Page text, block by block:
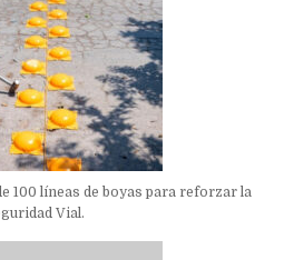
100 líneas de boyas para reforzar la
Vial.